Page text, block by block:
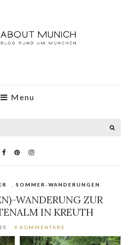
Menu
SOMMER-WANDERUNGEN
WANDERUNG ZUR
IN KREUTH
4 KOMMENTARE